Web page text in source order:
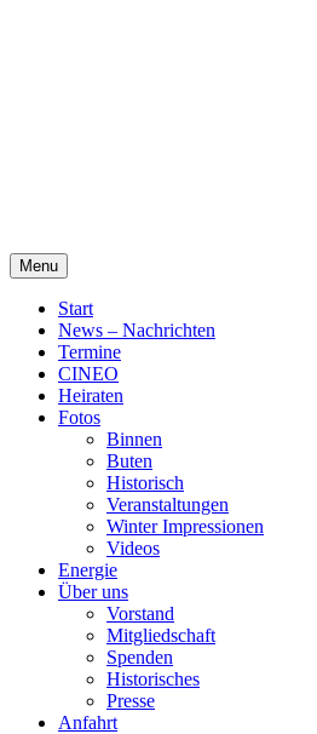
Menu
Start
News – Nachrichten
Termine
CINEO
Heiraten
Fotos
Binnen
Buten
Historisch
Veranstaltungen
Winter Impressionen
Videos
Energie
Über uns
Vorstand
Mitgliedschaft
Spenden
Historisches
Presse
Anfahrt